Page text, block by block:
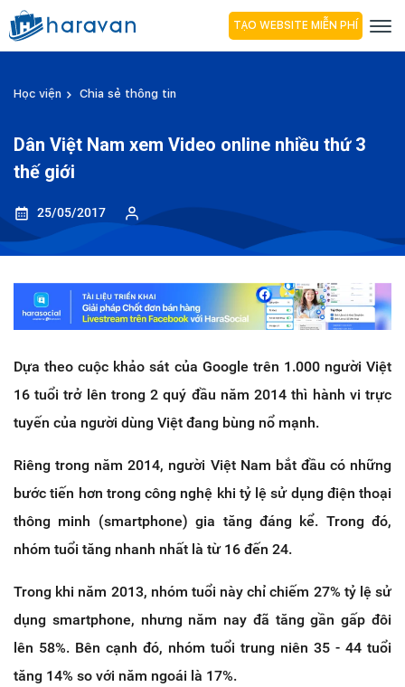
TẠO WEBSITE MIỄN PHÍ
Học viện Chia sẻ thông tin
Dân Việt Nam xem Video online nhiều thứ 3
thế giới
25/05/2017
Dựa theo cuộc khảo sát của Google trên 1.000 người Việt
16 tuổi trở lên trong 2 quý đầu năm 2014 thì hành vi trực
tuyến của người dùng Việt đang bùng nổ mạnh.
Riêng trong năm 2014, người Việt Nam bắt đầu có những
bước tiến hơn trong công nghệ khi tỷ lệ sử dụng điện thoại
thông minh (smartphone) gia tăng đáng kể. Trong đó,
nhóm tuổi tăng nhanh nhất là từ 16 đến 24.
Trong khi năm 2013, nhóm tuổi này chỉ chiếm 27% tỷ lệ sử
dụng smartphone, nhưng năm nay đã tăng gần gấp đôi
lên 58%. Bên cạnh đó, nhóm tuổi trung niên 35 - 44 tuổi
tăng 14% so với năm ngoái là 17%.